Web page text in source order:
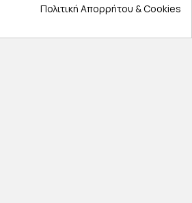
Πολιτική Απορρήτου & Cookies